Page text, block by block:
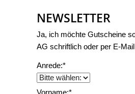
NEWSLETTER
Ja, ich möchte Gutscheine
AG schriftlich oder per E-
Anrede:*